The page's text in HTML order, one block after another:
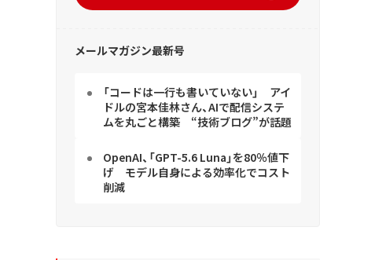
メールマガジン最新号
「コードは一行も書いていない」 アイ
ドルの宮本佳林さん、AIで配信システ
ムを丸ごと構築 “技術ブログ”が話題
OpenAI、「GPT-5.6 Luna」を80％値下
げ モデル自身による効率化でコスト
削減